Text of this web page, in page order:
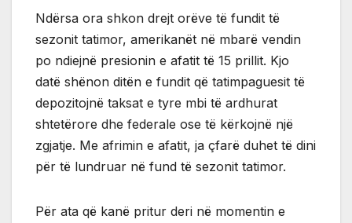
Ndërsa ora shkon drejt orëve të fundit të
sezonit tatimor, amerikanët në mbarë vendin
po ndiejnë presionin e afatit të 15 prillit. Kjo
datë shënon ditën e fundit që tatimpaguesit të
depozitojnë taksat e tyre mbi të ardhurat
shtetërore dhe federale ose të kërkojnë një
zgjatje. Me afrimin e afatit, ja çfarë duhet të dini
për të lundruar në fund të sezonit tatimor.
Për ata që kanë pritur deri në momentin e